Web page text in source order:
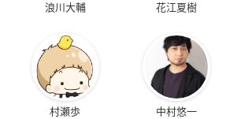
浪川大輔 花江夏樹
村瀬歩 中村悠一